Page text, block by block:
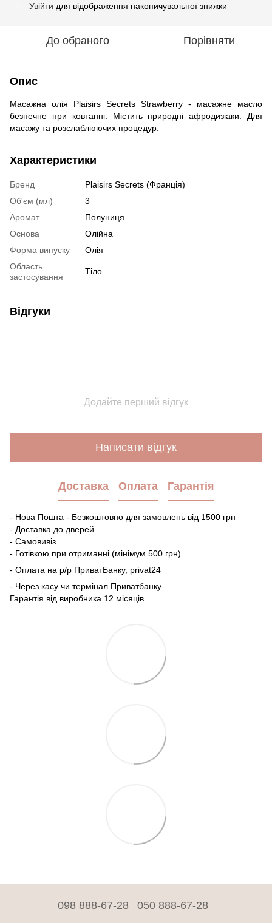
Увійти для відображення накопичувальної знижки
До обраного Порівняти
Опис
Масажна олія Plaisirs Secrets Strawberry - масажне масло
безпечне при ковтанні. Містить природні афродизіаки. Для
масажу та розслаблюючих процедур.
Характеристики
Бренд
Plaisirs Secrets (Франція)
Об'єм (мл)
3
Аромат
Полуниця
Основа
Олійна
Форма випуску
Олія
Область
застосування
Тіло
Відгуки
Додайте перший відгук
Написати відгук
Доставка Оплата Гарантія
- Нова Пошта - Безкоштовно для замовлень від 1500 грн
- Доставка до дверей
- Самовивіз
- Готівкою при отриманні (мінімум 500 грн)
- Оплата на р/р ПриватБанку, privat24
- Через касу чи термінал Приватбанку
Гарантія від виробника 12 місяців.
098 888-67-28 050 888-67-28